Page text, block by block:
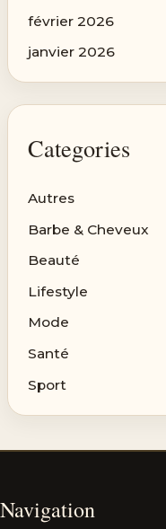
février 2026
janvier 2026
Categories
Autres
Barbe & Cheveux
Beauté
Lifestyle
Mode
Santé
Sport
Navigation